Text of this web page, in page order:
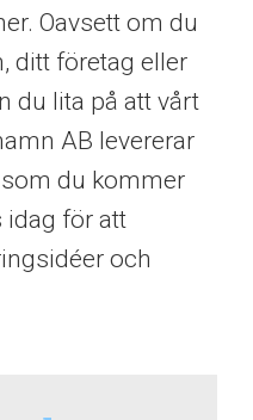
Oavsett om du
ditt företag eller
du lita på att vårt
AB levererar
du kommer
idag för att
och